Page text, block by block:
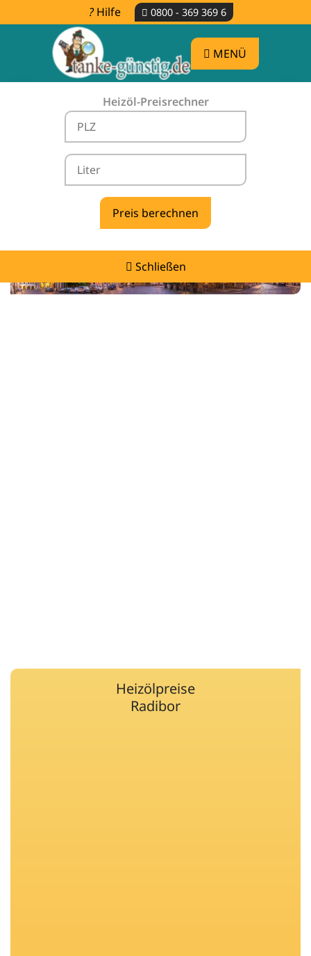
Hilfe 0800 - 369 369 6
MENÜ
Heizöl-Preisrechner
Schließen
Heizölpreise Radibor -
vergleichen & günstig tanken
Heizölpreise
Radibor